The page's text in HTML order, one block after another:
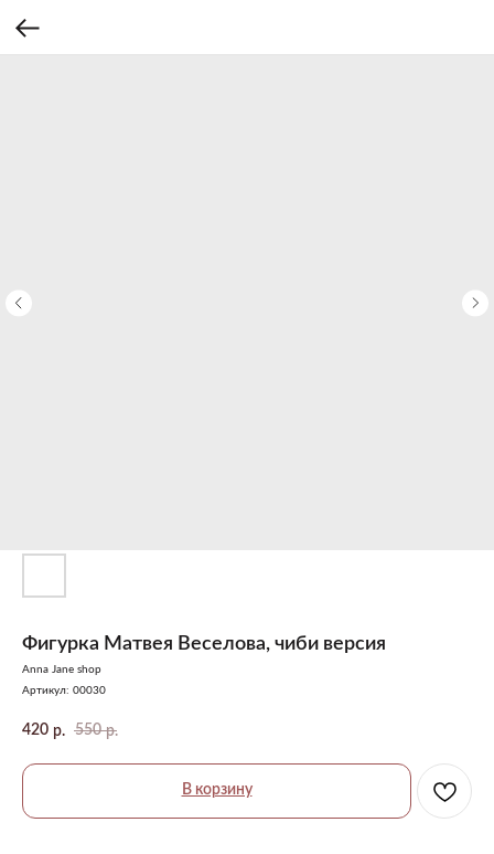
Фигурка Матвея Веселова, чиби версия
Anna Jane shop
Артикул: 00030
420 р. 550 р.
В корзину